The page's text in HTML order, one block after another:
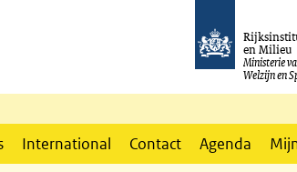
en Milieu
Ministerie
Welzijn en
International Contact Agenda